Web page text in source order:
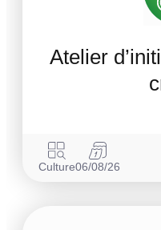
Atelier
Culture06/08/26